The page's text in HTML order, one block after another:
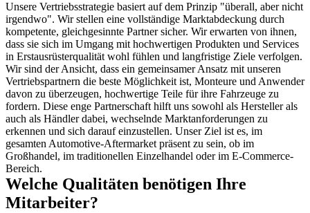
Unsere Vertriebsstrategie basiert auf dem Prinzip "überall, aber nicht
irgendwo". Wir stellen eine vollständige Marktabdeckung durch
kompetente, gleichgesinnte Partner sicher. Wir erwarten von ihnen,
dass sie sich im Umgang mit hochwertigen Produkten und Services
in Erstausrüsterqualität wohl fühlen und langfristige Ziele verfolgen.
Wir sind der Ansicht, dass ein gemeinsamer Ansatz mit unseren
Vertriebspartnern die beste Möglichkeit ist, Monteure und Anwender
davon zu überzeugen, hochwertige Teile für ihre Fahrzeuge zu
fordern. Diese enge Partnerschaft hilft uns sowohl als Hersteller als
auch als Händler dabei, wechselnde Marktanforderungen zu
erkennen und sich darauf einzustellen. Unser Ziel ist es, im
gesamten Automotive-Aftermarket präsent zu sein, ob im
Großhandel, im traditionellen Einzelhandel oder im E-Commerce-
Bereich.
Welche Qualitäten benötigen Ihre
Mitarbeiter?